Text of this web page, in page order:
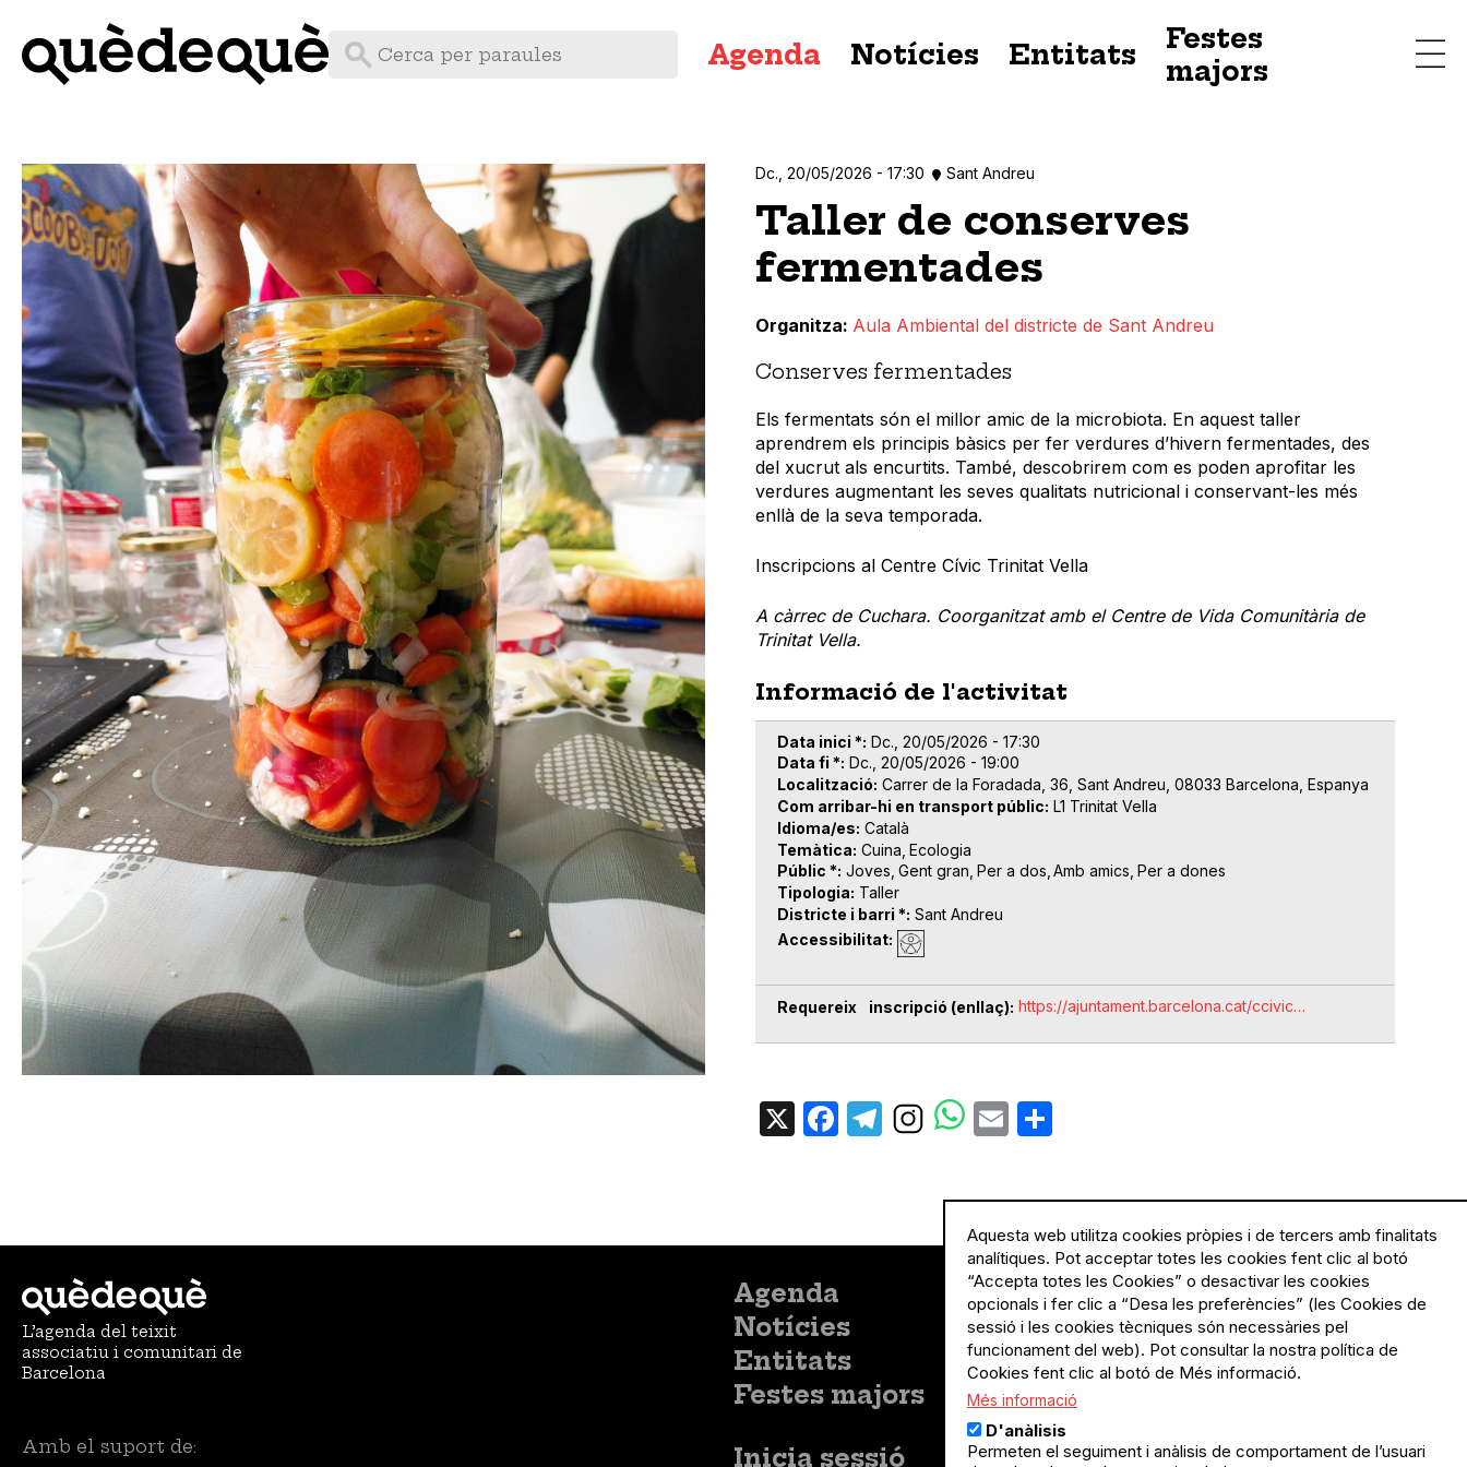
principal
Agenda Notícies Entitats
Festes
majors
Dc., 20/05/2026 - 17:30 Sant Andreu
Taller de conserves
fermentades
Organitza Aula Ambiental del districte de Sant Andreu
Conserves fermentades
Els fermentats són el millor amic de la microbiota. En aquest taller
aprendrem els principis bàsics per fer verdures d’hivern fermentades, des
del xucrut als encurtits. També, descobrirem com es poden aprofitar les
verdures augmentant les seves qualitats nutricional i conservant-les més
enllà de la seva temporada.
Inscripcions al Centre Cívic Trinitat Vella
A càrrec de Cuchara. Coorganitzat amb el Centre de Vida Comunitària de
Trinitat Vella.
Informació de l'activitat
Data inici * Dc., 20/05/2026 - 17:30
Data fi * Dc., 20/05/2026 - 19:00
Localització Carrer de la Foradada, 36, Sant Andreu, 08033 Barcelona, Espanya
Com arribar-hi en transport públic L1 Trinitat Vella
Idioma/es Català
Temàtica Cuina Ecologia
Públic * Joves Gent gran Per a dos Amb amics Per a dones
Tipologia Taller
Districte i barri * Sant Andreu
Accessibilitat
Requereix inscripció (enllaç) https://ajuntament.barcelona.cat/ccivic…
X Facebook
TelegramEmail
L’agenda del teixit
associatiu i comunitari de
Barcelona
Amb el suport de:
Menú
principal
Agenda
Notícies
Entitats
Festes majors
Menú
Inicia sessió
Menú
Legal
Política de privacitat
Avís legal
Política de cookies
El Quèdequè no es fa
organitzadors.
Aquesta web utilitza cookies pròpies i de tercers amb finalitats
analítiques. Pot acceptar totes les cookies fent clic al botó
“Accepta totes les Cookies” o desactivar les cookies
opcionals i fer clic a “Desa les preferències” (les Cookies de
sessió i les cookies tècniques són necessàries pel
funcionament del web). Pot consultar la nostra política de
Cookies fent clic al botó de Més informació.
Més informació
D'anàlisis
Permeten el seguiment i anàlisis de comportament de l’usuari